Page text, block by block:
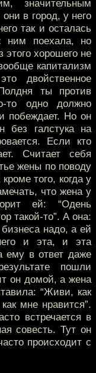
значительным
в город, у него
так и осталась
ним поехала, но
этого хорошего не
капитализм
двойственное
ты против
то одно должно
побеждает. Но он
без галстука на
Если кто
Считает себя
жены по поводу
того, когда у
что жена у
ей: “Одень
такой-то”. А она:
надо, а ей
и эта, и эта
ему в ответ даже
пошли
он домой, а жена
“Живи, как
мне нравится”.
встречается в
совесть. Тут он
происходит с